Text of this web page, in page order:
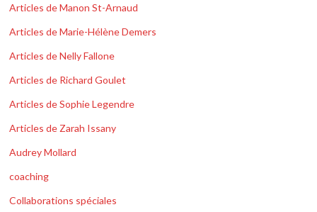
Articles de Manon St-Arnaud
Articles de Marie-Hélène Demers
Articles de Nelly Fallone
Articles de Richard Goulet
Articles de Sophie Legendre
Articles de Zarah Issany
Audrey Mollard
coaching
Collaborations spéciales